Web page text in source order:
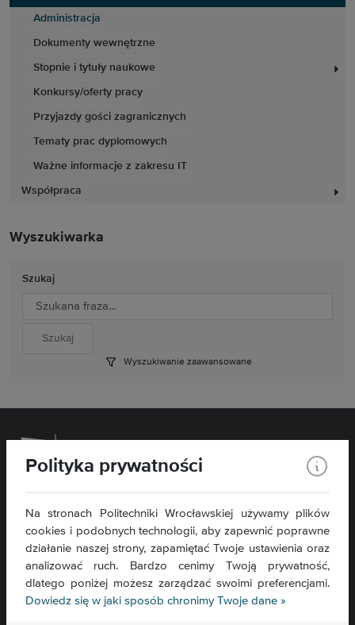
Administracja
Dokumenty wewnętrzne
Stopnie i tytuły naukowe
Konkursy/oferty pracy
Przyjazdy gości zagranicznych
Tematy prac dyplomowych
Ważne informacje z zakresu IT
Współpraca
Wyszukiwarka
Szukaj
Wyszukiwanie zaawansowane
Wydział Chemiczny
ul. C. K. Norwida 4/6
50-373 Wrocław
Kontakt »
Mapa serwisu »
Deklaracja dostępności »
Polityka prywatności
Na stronach Politechniki Wrocławskiej używamy plików
cookies i podobnych technologii, aby zapewnić poprawne
działanie naszej strony, zapamiętać Twoje ustawienia oraz
analizować ruch. Bardzo cenimy Twoją prywatność,
dlatego poniżej możesz zarządzać swoimi preferencjami.
Dowiedz się w jaki sposób chronimy Twoje dane »